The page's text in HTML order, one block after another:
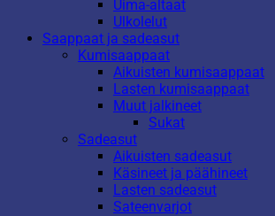
Uima-altaat
Ulkolelut
Saappaat ja sadeasut
Kumisaappaat
Aikuisten kumisaappaat
Lasten kumisaappaat
Muut jalkineet
Sukat
Sadeasut
Aikuisten sadeasut
Käsineet ja päähineet
Lasten sadeasut
Sateenvarjot